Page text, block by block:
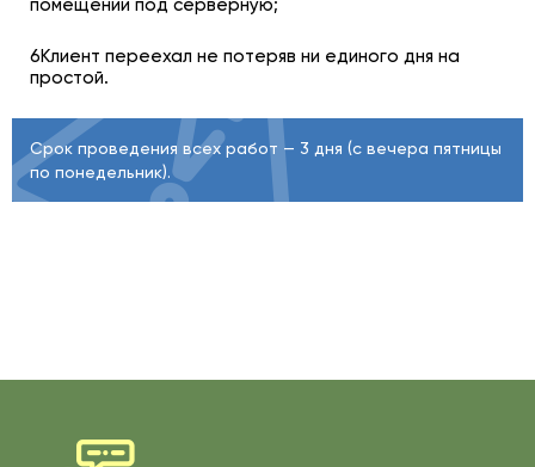
помещении под серверную;
6Клиент переехал не потеряв ни единого дня на
простой.
Срок проведения всех работ — 3 дня (с вечера пятницы
по понедельник).